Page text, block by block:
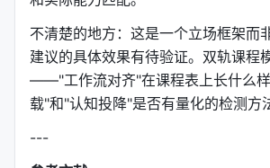
不清楚的地方：这是一个立场框架
建议的具体效果有待验证。双轨课程
——"工作流对齐"在课程表上长什么
载"和"认知投降"是否有量化的检测方
---